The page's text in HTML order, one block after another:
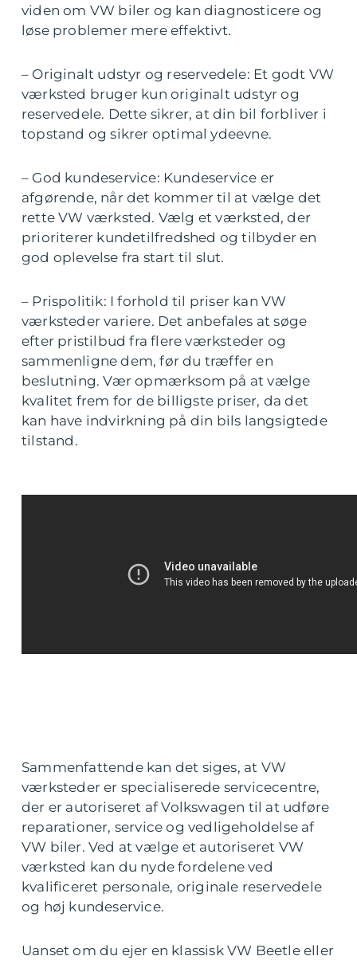
viden om VW biler og kan diagnosticere og
løse problemer mere effektivt.
– Originalt udstyr og reservedele: Et godt VW
værksted bruger kun originalt udstyr og
reservedele. Dette sikrer, at din bil forbliver i
topstand og sikrer optimal ydeevne.
– God kundeservice: Kundeservice er
afgørende, når det kommer til at vælge det
rette VW værksted. Vælg et værksted, der
prioriterer kundetilfredshed og tilbyder en
god oplevelse fra start til slut.
– Prispolitik: I forhold til priser kan VW
værksteder variere. Det anbefales at søge
efter pristilbud fra flere værksteder og
sammenligne dem, før du træffer en
beslutning. Vær opmærksom på at vælge
kvalitet frem for de billigste priser, da det
kan have indvirkning på din bils langsigtede
tilstand.
Sammenfattende kan det siges, at VW
værksteder er specialiserede servicecentre,
der er autoriseret af Volkswagen til at udføre
reparationer, service og vedligeholdelse af
VW biler. Ved at vælge et autoriseret VW
værksted kan du nyde fordelene ved
kvalificeret personale, originale reservedele
og høj kundeservice.
Uanset om du ejer en klassisk VW Beetle eller